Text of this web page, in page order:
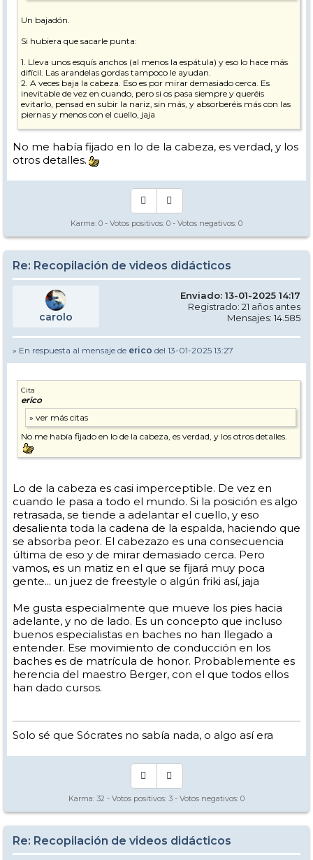
Un bajadón.
Si hubiera que sacarle punta:
1. Lleva unos esquís anchos (al menos la espátula) y eso lo hace más
difícil. Las arandelas gordas tampoco le ayudan.
2. A veces baja la cabeza. Eso es por mirar demasiado cerca. Es
inevitable de vez en cuando, pero si os pasa siempre y queréis
evitarlo, pensad en subir la nariz, sin más, y absorberéis más con las
piernas y menos con el cuello, jaja
ejemplo
No me había fijado en lo de la cabeza, es verdad, y los
otros detalles.
Karma: 0 - Votos positivos: 0 - Votos negativos: 0
Re: Recopilación de videos didácticos
carolo
Enviado: 13-01-2025 14:17
Registrado: 21 años antes
Mensajes: 14.585
» En respuesta al mensaje de erico del 13-01-2025 13:27
Cita
erico
No me había fijado en lo de la cabeza, es verdad, y los otros detalles.
Lo de la cabeza es casi imperceptible. De vez en
cuando le pasa a todo el mundo. Si la posición es algo
retrasada, se tiende a adelantar el cuello, y eso
desalienta toda la cadena de la espalda, haciendo que
se absorba peor. El cabezazo es una consecuencia
última de eso y de mirar demasiado cerca. Pero
vamos, es un matiz en el que se fijará muy poca
gente... un juez de freestyle o algún friki así, jaja
Me gusta especialmente que mueve los pies hacia
adelante, y no de lado. Es un concepto que incluso
buenos especialistas en baches no han llegado a
entender. Ese movimiento de conducción en los
baches es de matrícula de honor. Probablemente es
herencia del maestro Berger, con el que todos ellos
han dado cursos.
Solo sé que Sócrates no sabía nada, o algo así era
Karma: 32 - Votos positivos: 3 - Votos negativos: 0
Re: Recopilación de videos didácticos